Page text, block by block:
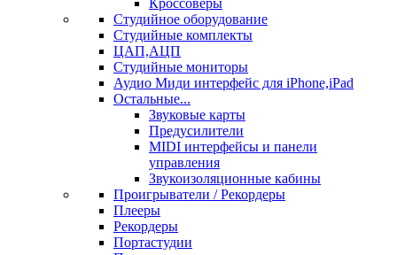
Кроссоверы
Студийное оборудование
Студийные комплекты
ЦАП,АЦП
Студийные мониторы
Аудио Миди интерфейс для iPhone,iPad
Остальные...
Звуковые карты
Предусилители
MIDI интерфейсы и панели
управления
Звукоизоляционные кабины
Проигрыватели / Рекордеры
Плееры
Рекордеры
Портастудии